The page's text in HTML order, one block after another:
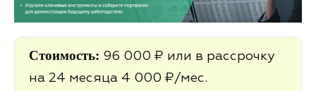
Стоимость: 96 000 ₽ или в рассрочку
на 24 месяца 4 000 ₽/мес.